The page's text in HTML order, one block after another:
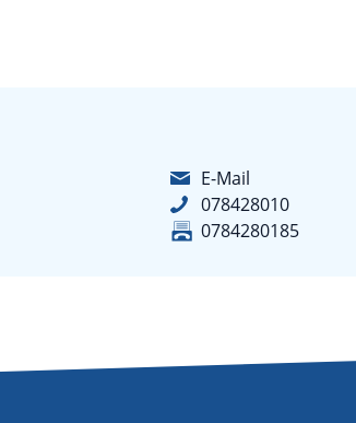
E-Mail
078428010
0784280185